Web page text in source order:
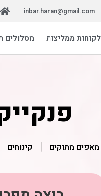
inbar.hanan@gmail.com
לקוחות ממליצות מסלולים
מאפים מתוקים קינוחים